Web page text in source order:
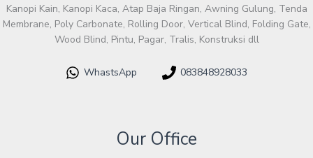
Kanopi Kain, Kanopi Kaca, Atap Baja Ringan, Awning Gulung, Tenda
Membrane, Poly Carbonate, Rolling Door, Vertical Blind, Folding Gate,
Wood Blind, Pintu, Pagar, Tralis, Konstruksi dll
WhastsApp 083848928033
Our Office